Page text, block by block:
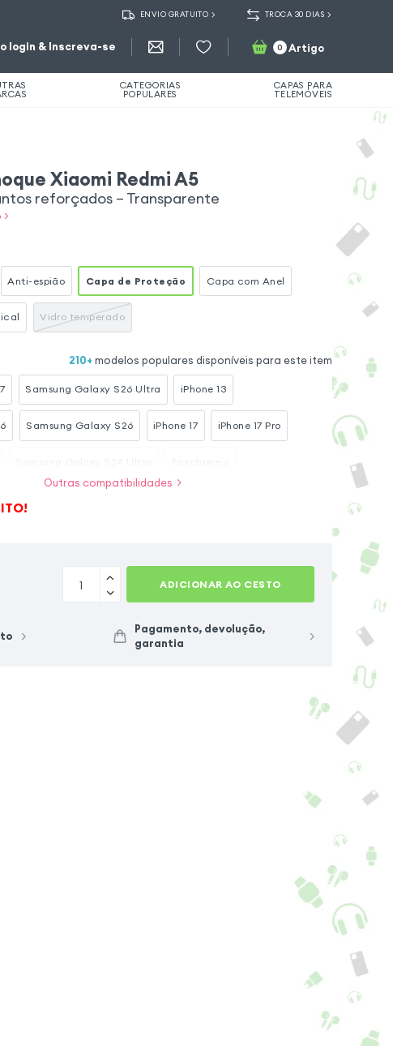
ENVIO GRATUITO TROCA 30 DIAS
login & Inscreva-se 0 Artigo
CATEGORIAS
POPULARES
CAPAS PARA
TELEMÓVEIS
Xiaomi Redmi A5
reforçados – Transparente
Anti-espião Capa de Proteção Capa com Anel
Vidro temperado
210+ modelos populares disponíveis para este item
Samsung Galaxy S26 Ultra iPhone 13
Samsung Galaxy S26 iPhone 17 iPhone 17 Pro
Outras compatibilidades
ADICIONAR AO CESTO
Pagamento, devolução,
garantia